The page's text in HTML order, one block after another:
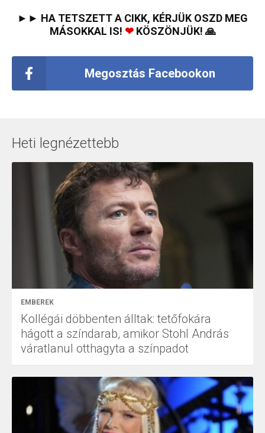
►► HA TETSZETT A CIKK, KÉRJÜK OSZD MEG
MÁSOKKAL IS! ❤KÖSZÖNJÜK! 🙏
Megosztás Facebookon
Heti legnézettebb
EMBEREK
Kollégái döbbenten álltak: tetőfokára
hágott a színdarab, amikor Stohl András
váratlanul otthagyta a színpadot